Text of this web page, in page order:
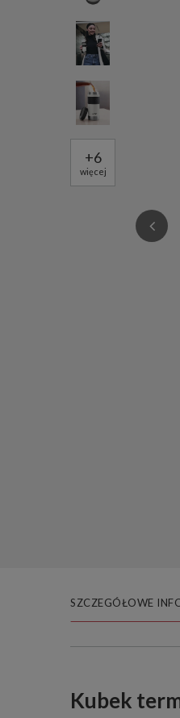
+6
więcej
SZCZEGÓŁOWE
Kubek